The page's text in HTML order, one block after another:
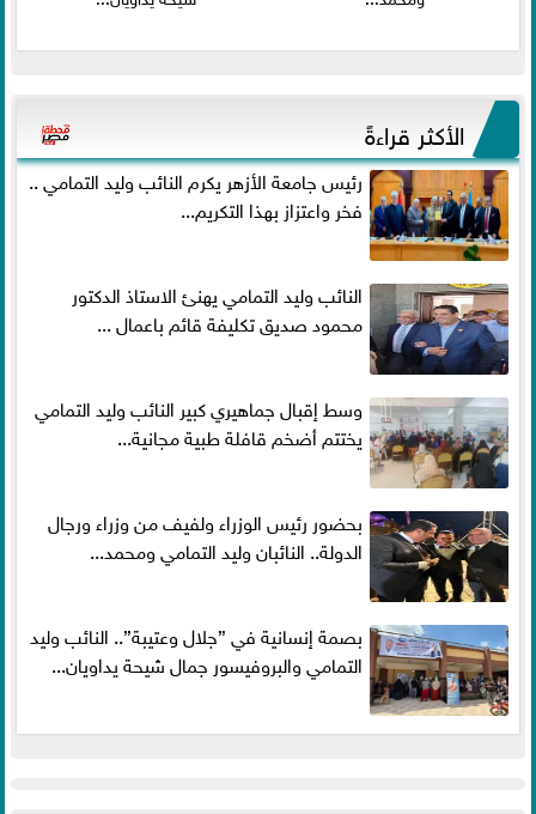
الأكثر قراءةً
رئيس جامعة الأزهر يكرم النائب وليد التمامي ..
فخر واعتزاز بهذا التكريم...
النائب وليد التمامي يهنئ الاستاذ الدكتور
محمود صديق تكليفة قائم باعمال ...
وسط إقبال جماهيري كبير النائب وليد التمامي
يختتم أضخم قافلة طبية مجانية...
بحضور رئيس الوزراء ولفيف من وزراء ورجال
الدولة.. النائبان وليد التمامي ومحمد...
بصمة إنسانية في ”جلال وعتيبة”.. النائب وليد
التمامي والبروفيسور جمال شيحة يداويان...